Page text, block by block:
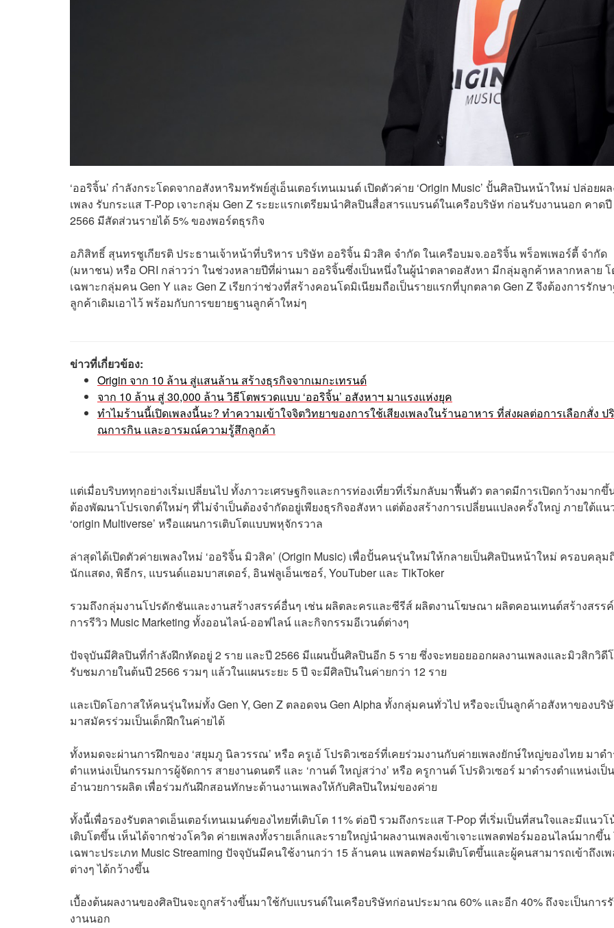
‘ออริจิ้น’ กำลังกระโดดจากอสังหาริมทรัพย์สู่เอ็นเตอร์เทนเมนต์ เปิดตัวค่าย ‘Origin Music’ ปั้นศิลปินหน้าใหม่ ปล่อยผ
เพลง รับกระแส T-Pop เจาะกลุ่ม Gen Z ระยะแรกเตรียมนำศิลปินสื่อสารแบรนด์ในเครือบริษัท ก่อนรับงานนอก คาดปี
2566 มีสัดส่วนรายได้ 5% ของพอร์ตธุรกิจ
อภิสิทธิ์ สุนทรชูเกียรติ ประธานเจ้าหน้าที่บริหาร บริษัท ออริจิ้น มิวสิค จำกัด ในเครือบมจ.ออริจิ้น พร็อพเพอร์ตี้ จำกัด
(มหาชน) หรือ ORI กล่าวว่า ในช่วงหลายปีที่ผ่านมา ออริจิ้นซึ่งเป็นหนึ่งในผู้นำตลาดอสังหา มีกลุ่มลูกค้าหลากหลาย โ
เฉพาะกลุ่มคน Gen Y และ Gen Z เรียกว่าช่วงที่สร้างคอนโดมิเนียมถือเป็นรายแรกที่บุกตลาด Gen Z จึงต้องการรักษ
ลูกค้าเดิมเอาไว้ พร้อมกับการขยายฐานลูกค้าใหม่ๆ
ข่าวที่เกี่ยวข้อง:
Origin จาก 10 ล้าน สู่แสนล้าน สร้างธุรกิจจากเมกะเทรนด์
จาก 10 ล้าน สู่ 30,000 ล้าน วิธีโตพรวดแบบ ‘ออริจิ้น’ อสังหาฯ มาแรงแห่งยุค
ทำไมร้านนี้เปิดเพลงนี้นะ? ทำความเข้าใจจิตวิทยาของการใช้เสียงเพลงในร้านอาหาร ที่ส่งผลต่อการเลือกสั่ง ป
ณการกิน และอารมณ์ความรู้สึกลูกค้า
แต่เมื่อบริบททุกอย่างเริ่มเปลี่ยนไป ทั้งภาวะเศรษฐกิจและการท่องเที่ยวที่เริ่มกลับมาฟื้นตัว ตลาดมีการเปิดกว้างมากขึ้
ต้องพัฒนาโปรเจกต์ใหม่ๆ ที่ไม่จำเป็นต้องจำกัดอยู่เพียงธุรกิจอสังหา แต่ต้องสร้างการเปลี่ยนแปลงครั้งใหญ่ ภายใต้แน
‘origin Multiverse’ หรือแผนการเติบโตแบบพหุจักรวาล
ล่าสุดได้เปิดตัวค่ายเพลงใหม่ ‘ออริจิ้น มิวสิค’ (Origin Music) เพื่อปั้นคนรุ่นใหม่ให้กลายเป็นศิลปินหน้าใหม่ ครอบคลุม
นักแสดง, พิธีกร, แบรนด์แอมบาสเดอร์, อินฟลูเอ็นเซอร์, YouTuber และ TikToker
รวมถึงกลุ่มงานโปรดักชันและงานสร้างสรรค์อื่นๆ เช่น ผลิตละครและซีรีส์ ผลิตงานโฆษณา ผลิตคอนเทนต์สร้างสรร
การรีวิว Music Marketing ทั้งออนไลน์-ออฟไลน์ และกิจกรรมอีเวนต์ต่างๆ
ปัจจุบันมีศิลปินที่กำลังฝึกหัดอยู่ 2 ราย และปี 2566 มีแผนปั้นศิลปินอีก 5 ราย ซึ่งจะทยอยออกผลงานเพลงและมิวสิกวิดี
รับชมภายในต้นปี 2566 รวมๆ แล้วในแผนระยะ 5 ปี จะมีศิลปินในค่ายกว่า 12 ราย
และเปิดโอกาสให้คนรุ่นใหม่ทั้ง Gen Y, Gen Z ตลอดจน Gen Alpha ทั้งกลุ่มคนทั่วไป หรือจะเป็นลูกค้าอสังหาของบริ
มาสมัครร่วมเป็นเด็กฝึกในค่ายได้
ทั้งหมดจะผ่านการฝึกของ ‘สยุมภู นิลวรรณ’ หรือ ครูเอ้ โปรดิวเซอร์ที่เคยร่วมงานกับค่ายเพลงยักษ์ใหญ่ของไทย มาด
ตำแหน่งเป็นกรรมการผู้จัดการ สายงานดนตรี และ ‘กานต์ ใหญ่สว่าง’ หรือ ครูกานต์ โปรดิวเซอร์ มาดำรงตำแหน่งเป็
อำนวยการผลิต เพื่อร่วมกันฝึกสอนทักษะด้านงานเพลงให้กับศิลปินใหม่ของค่าย
ทั้งนี้เพื่อรองรับตลาดเอ็นเตอร์เทนเมนต์ของไทยที่เติบโต 11% ต่อปี รวมถึงกระแส T-Pop ที่เริ่มเป็นที่สนใจและมีแนว
เติบโตขึ้น เห็นได้จากช่วงโควิด ค่ายเพลงทั้งรายเล็กและรายใหญ่นำผลงานเพลงเข้าเจาะแพลตฟอร์มออนไลน์มากขึ้น
เฉพาะประเภท Music Streaming ปัจจุบันมีคนใช้งานกว่า 15 ล้านคน แพลตฟอร์มเติบโตขึ้นและผู้คนสามารถเข้าถึงเ
ต่างๆ ได้กว้างขึ้น
เบื้องต้นผลงานของศิลปินจะถูกสร้างขึ้นมาใช้กับแบรนด์ในเครือบริษัทก่อนประมาณ 60% และอีก 40% ถึงจะเป็นการ
งานนอก